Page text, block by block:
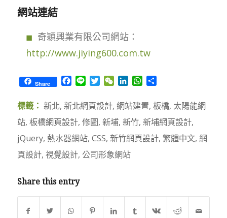
網站連結
奇穎興業有限公司網站：
http://www.jiying600.com.tw
Share Facebook
LineTwitterWeChatLinkedInWhatsApp
Share
標籤： 新北, 新北網頁設計, 網站建置, 板橋, 太陽能網
站, 板橋網頁設計, 修圖, 新埔, 新竹, 新埔網頁設計,
jQuery, 熱水器網站, CSS, 新竹網頁設計, 繁體中文, 網
頁設計, 視覺設計, 公司形象網站
Share this entry